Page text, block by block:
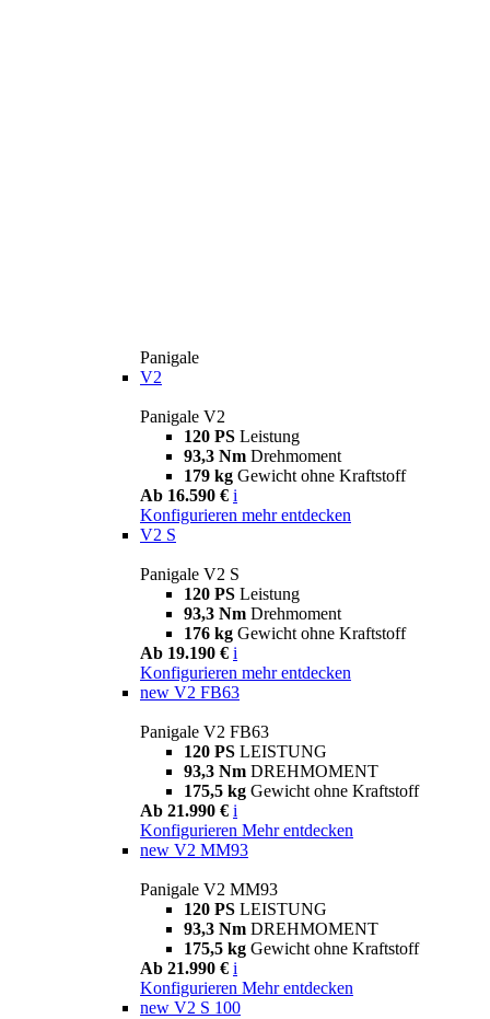
Panigale
V2
Panigale V2
120 PS Leistung
93,3 Nm Drehmoment
179 kg Gewicht ohne Kraftstoff
Ab 16.590 € i
Konfigurieren mehr entdecken
V2 S
Panigale V2 S
120 PS Leistung
93,3 Nm Drehmoment
176 kg Gewicht ohne Kraftstoff
Ab 19.190 € i
Konfigurieren mehr entdecken
new V2 FB63
Panigale V2 FB63
120 PS LEISTUNG
93,3 Nm DREHMOMENT
175,5 kg Gewicht ohne Kraftstoff
Ab 21.990 € i
Konfigurieren Mehr entdecken
new V2 MM93
Panigale V2 MM93
120 PS LEISTUNG
93,3 Nm DREHMOMENT
175,5 kg Gewicht ohne Kraftstoff
Ab 21.990 € i
Konfigurieren Mehr entdecken
new V2 S 100